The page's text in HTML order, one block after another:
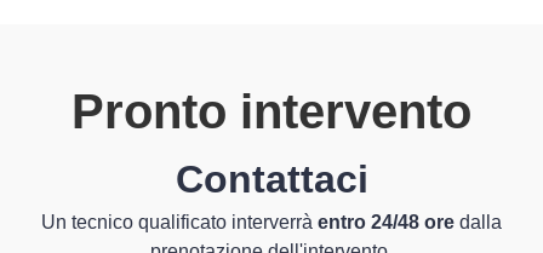
Pronto intervento
Contattaci
Un tecnico qualificato interverrà entro 24/48 ore dalla